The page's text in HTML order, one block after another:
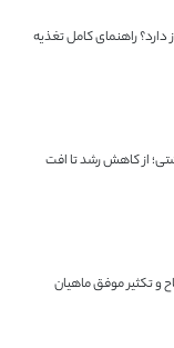
راهنمای کامل تغذیه
از کاهش رشد تا افت
و تکثیر موفق ماهیان